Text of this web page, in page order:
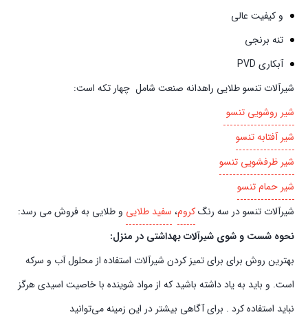
و کیفیت عالی
تنه برنجی
آبکاری PVD
شیرآلات تنسو طلایی راهدانه صنعت شامل چهار تکه است:
شیر روشویی تنسو
شیر آفتابه تنسو
شیر ظرفشویی تنسو
شیر حمام تنسو
شیرآلات تنسو در سه رنگکروم، سفید طلایی و طلایی به فروش می رسد:
نحوه شست و شوی شیرآلات بهداشتی در منزل:
بهترین روش برای برای تمیز کردن شیرآلات استفاده از محلول آب و سرکه
است. و باید به یاد داشته باشید که از مواد شوینده با خاصیت اسیدی هرگز
نباید استفاده کرد . برای آگاهی بیشتر در این زمینه می‌توانید